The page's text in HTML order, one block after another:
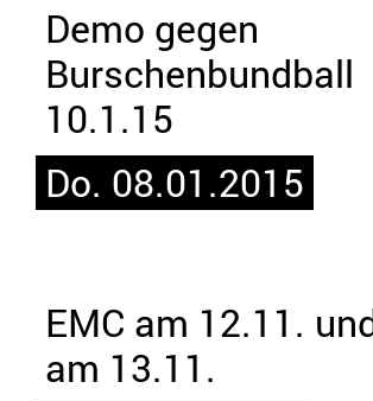
Demo gegen
Burschenbundball
10.1.15
Do. 08.01.2015
EMC am 12.11.
am 13.11.